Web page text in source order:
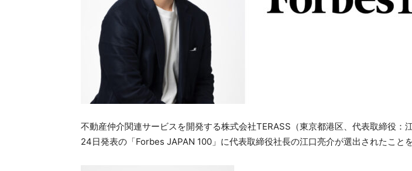
不動産仲介関連サービスを開発する株式会社TERASS（東京都港区、代表取締役：
24日発表の「Forbes JAPAN 100」に代表取締役社長の江口亮介が選出されたこと